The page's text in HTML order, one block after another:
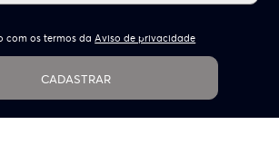
com os termos daAviso de privacidade
CADASTRAR